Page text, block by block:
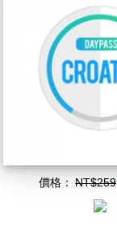
價格： NT$259